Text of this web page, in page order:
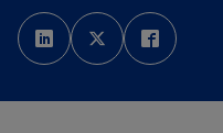
新
し
い
タ
新
し
い
タ
し
い